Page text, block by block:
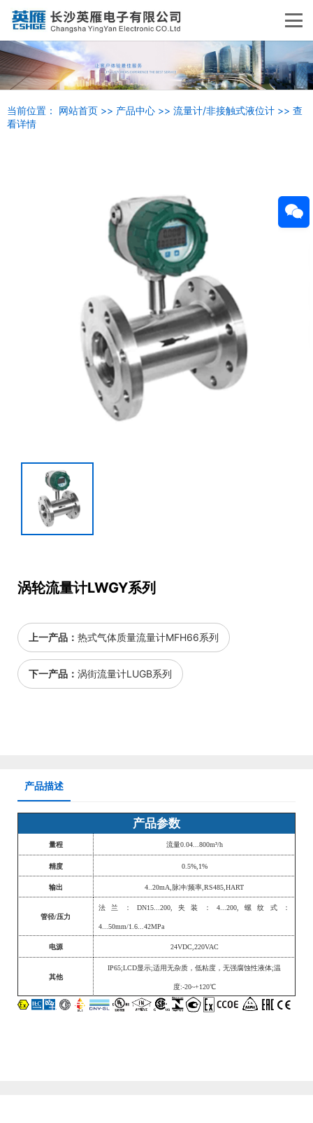
当前位置： 网站首页 >> 产品中心 >> 流量计/非接触式液位计 >> 查
看详情
涡轮流量计LWGY系列
上一产品： 热式气体质量流量计MFH66系列
下一产品： 涡街流量计LUGB系列
产品描述
产品参数
量程 流量0.04...800m³/h
精度 0.5%,1%
输出 4..20mA,脉冲/频率,RS485,HART
管径/压力
法兰： DN15... 200,夹装 ： 4...200, 螺纹式：
4... 50mm/1.6...42MPa
电源 24VDC,220VAC
其他
IP65;LCD显示;适用无杂质，低粘度，无强腐蚀性液体;温
度:-20~+120℃